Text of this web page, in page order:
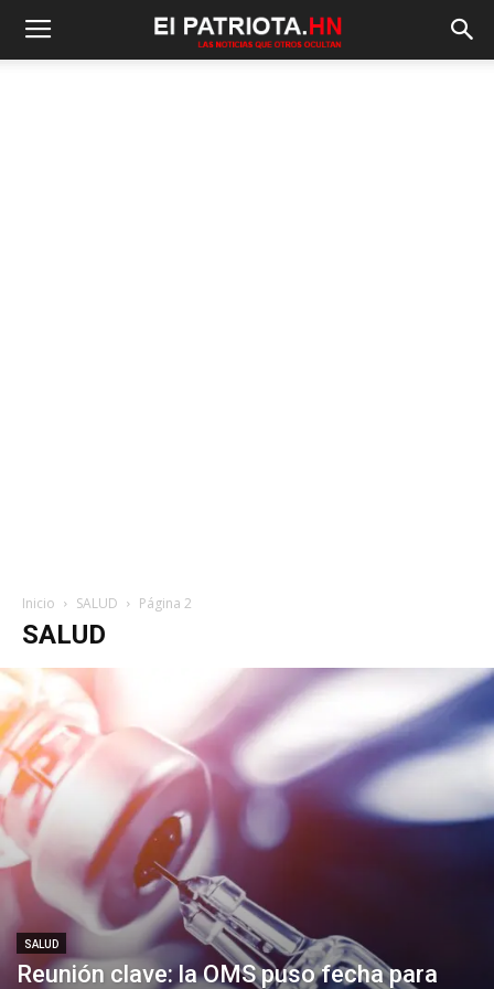
Inicio SALUD Página 2
SALUD
SALUD
Reunión clave: la OMS puso fecha para